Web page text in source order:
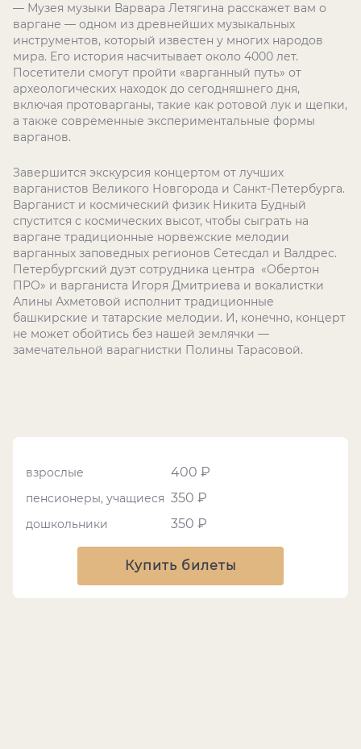
— Музея музыки Варвара Летягина расскажет вам о
варгане — одном из древнейших музыкальных
инструментов, который известен у многих народов
мира. Его история насчитывает около 4000 лет.
Посетители смогут пройти «варганный путь» от
археологических находок до сегодняшнего дня,
включая протоварганы, такие как ротовой лук и щепки,
а также современные экспериментальные формы
варганов.
Завершится экскурсия концертом от лучших
варганистов Великого Новгорода и Санкт-Петербурга.
Варганист и космический физик Никита Будный
спустится с космических высот, чтобы сыграть на
варгане традиционные норвежские мелодии
варганных заповедных регионов Сетесдал и Валдрес.
Петербургский дуэт сотрудника центра «Обертон
ПРО» и варганиста Игоря Дмитриева и вокалистки
Алины Ахметовой исполнит традиционные
башкирские и татарские мелодии. И, конечно, концерт
не может обойтись без нашей землячки —
замечательной варагнистки Полины Тарасовой.
взрослые 400 ₽
пенсионеры, учащиеся 350 ₽
дошкольники 350 ₽
Купить билеты